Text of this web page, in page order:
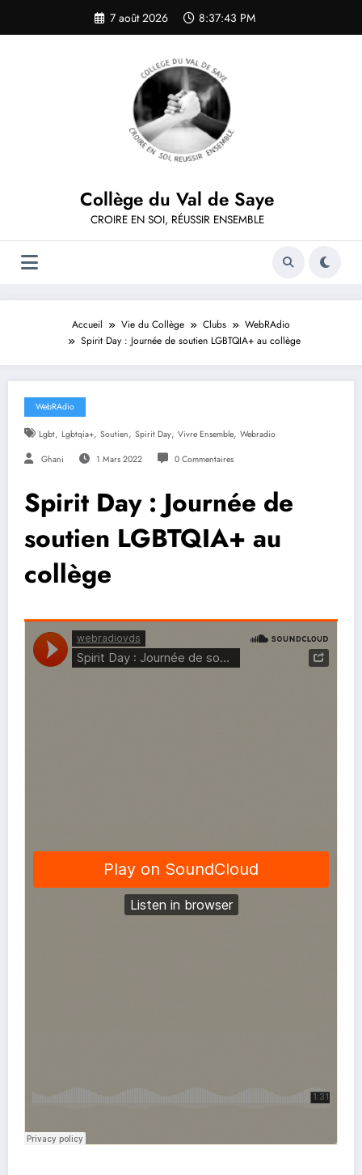
contenu
7 août 2026 8:37:43 PM
Collège du Val de Saye
CROIRE EN SOI, RÉUSSIR ENSEMBLE
Accueil Vie du Collège Clubs
WebRAdio
Spirit Day : Journée de soutien LGBTQIA+ au collège
WebRAdio
Lgbt, Lgbtqia+, Soutien, Spirit Day, Vivre Ensemble, Webradio
Ghani 1 Mars 2022 0 Commentaires
Spirit Day : Journée de
soutien LGBTQIA+ au
collège